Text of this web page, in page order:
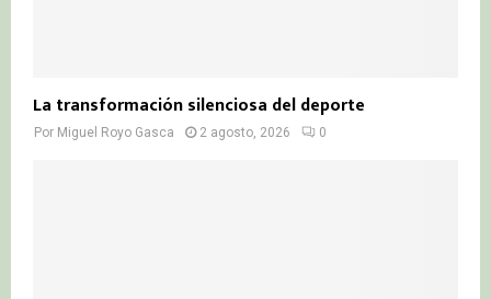
La transformación silenciosa del deporte
Por Miguel Royo Gasca 2 agosto, 2026 0